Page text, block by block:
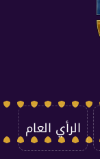
الرأي العام